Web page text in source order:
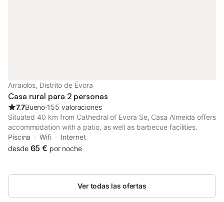
40 m del Café Flor do Campo. - A 8 km de la Estación de
Autobuses de Estremoz. - A 2 km del restaurante Tobias. - A 8
km de los restaurantes Venda Azul, Alecrim, A Casa do
Gadanha. - A 19 km de Herdade das Servas. Por favo
Arraiolos, Distrito de Évora
Casa rural para 2 personas
7.7Bueno⋅155 valoraciones
Situated 40 km from Cathedral of Evora Se, Casa Almeida offers
accommodation with a patio, as well as barbecue facilities.
Piscina
Wifi
Internet
desde 65 € por noche
Ver todas las ofertas